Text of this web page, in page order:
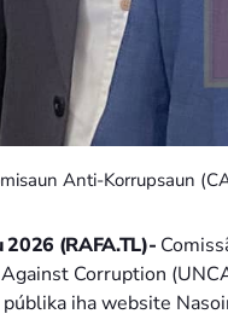
Anti-Korrupsaun
2026 (RAFA.TL)-
Corruption
públika iha website